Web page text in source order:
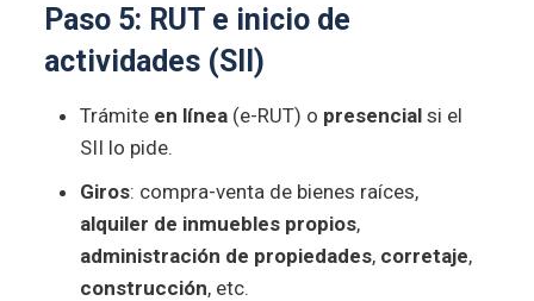
Paso 5: RUTe inicio de
actividades(SII)
Trámite en línea(e-RUT) o presencialsi el
SII lo pide.
Giros: compra-venta de bienes raíces,
alquiler de inmuebles propios,
administración de propiedades, corretaje,
construcción, etc.